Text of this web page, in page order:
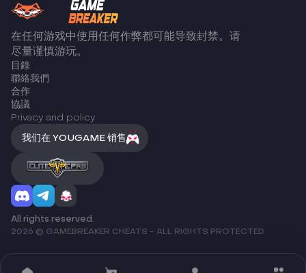
在任何游戏中使用任何作弊都可能导致封禁。请
尽量谨慎游玩。
目錄
聯絡我們
合作
協議
Privacy and policy
我们在 YOUGAME 销售
All rights reserved.
2026 © GAMEBREAKER CHEATS - ALL RIGHTS PROTECTED